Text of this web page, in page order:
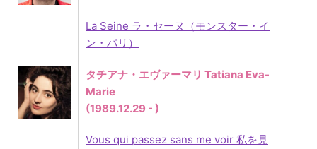
La Seine ラ・セーヌ（モンスター・イ
ン・パリ）
タチアナ・エヴァーマリ Tatiana Eva-
Marie
(1989.12.29 - )
Vous qui passez sans me voir 私を見